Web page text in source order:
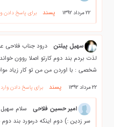
22 مرداد 1392 پسند برای پاسخ دادن
سهیل پیلتن
درود جناب فلاحی
لذت بردم بند دوم کارتو اصلا روون
شخصی : با اوردن من من تو کار زیاد
22 مرداد 1392 پسند برای پاسخ دادن
امیر حسین فلاحی
سلام سهیل
سر زدین :) دوم اینکه درمورد بند